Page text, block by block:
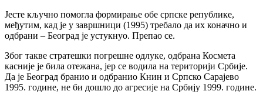
Јесте кључно помогла формирање обе српске републике,
међутим, кад је у завршници (1995) требало да их коначно и
одбрани – Београд је устукнуо. Препао се.
Због такве стратешки погрешне одлуке, одбрана Космета
касније је била отежана, јер се водила на територији Србије.
Да је Београд бранио и одбранио Книн и Српско Сарајево
1995. године, не би дошло до агресије на Србију 1999. године.